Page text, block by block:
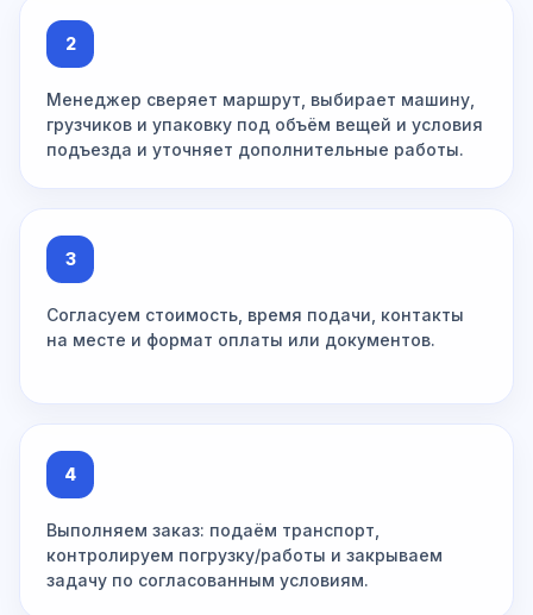
2
Менеджер сверяет маршрут, выбирает машину,
грузчиков и упаковку под объём вещей и условия
подъезда и уточняет дополнительные работы.
3
Согласуем стоимость, время подачи, контакты
на месте и формат оплаты или документов.
4
Выполняем заказ: подаём транспорт,
контролируем погрузку/работы и закрываем
задачу по согласованным условиям.